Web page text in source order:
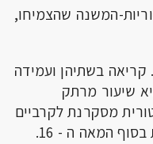
המשנה שהצמיחו,
בשתיהן ועמידה
שיעור מרתק
מסקרנת לקרביים
המאה ה - 16.